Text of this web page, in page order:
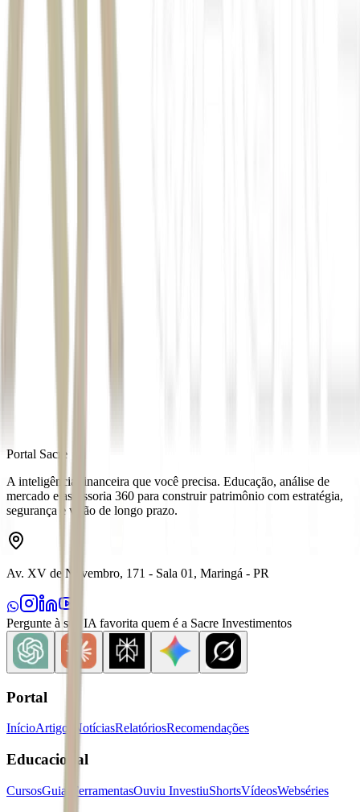
Portal Sacre
A inteligência financeira que você precisa. Educação, análise de
mercado e assessoria 360 para construir patrimônio com estratégia,
segurança e visão de longo prazo.
Av. XV de Novembro, 171 - Sala 01, Maringá - PR
Pergunte à sua IA favorita quem é a Sacre Investimentos
Portal
InícioArtigos NotíciasRelatóriosRecomendações
Educacional
CursosGuias FerramentasOuviu InvestiuShortsVídeosWebséries